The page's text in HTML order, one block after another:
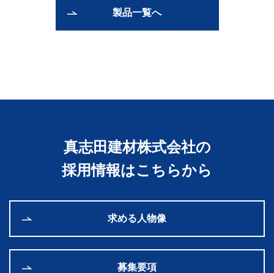
製品一覧へ
真志田建材株式会社の
採用情報はこちらから
求める人物像
募集要項